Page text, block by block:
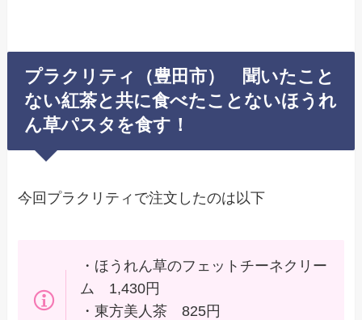
プラクリティ（豊田市） 聞いたこと
ない紅茶と共に食べたことないほうれ
ん草パスタを食す！
今回プラクリティで注文したのは以下
・ほうれん草のフェットチーネクリー
ム 1,430円
・東方美人茶 825円